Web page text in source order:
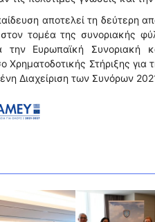
αποτελεί τη δεύτερη
τομέα της συνοριακής
την Ευρωπαϊκή
Χρηματοδοτικής Στήριξης
Διαχείριση των Συνόρων